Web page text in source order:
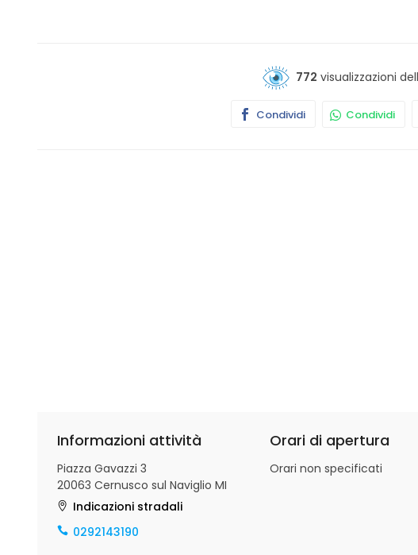
772 visualizzazioni
Condividi Condividi
Informazioni attività
Piazza Gavazzi 3
20063 Cernusco sul Naviglio MI
Indicazioni stradali
0292143190
Orari di apertura
Orari non specificati